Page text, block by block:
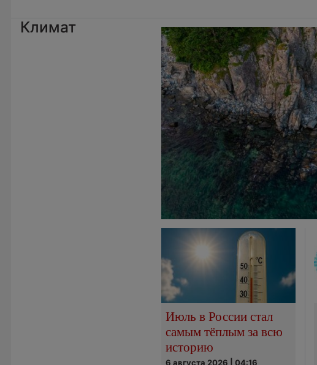
Климат
Июль в России стал
самым тёплым за всю
историю
6 августа 2026 | 04:16